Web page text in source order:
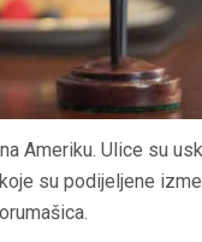
Ameriku. Ulice su
su podijeljene